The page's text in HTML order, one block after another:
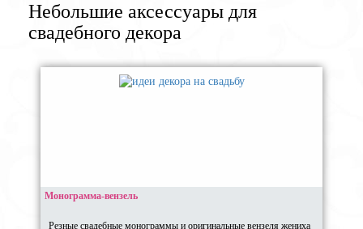
Небольшие аксессуары для
свадебного декора
Монограмма-вензель
Резные свадебные монограммы и оригинальные вензеля жениха